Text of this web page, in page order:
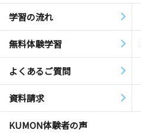
学習の流れ
無料体験学習
よくあるご質問
資料請求
KUMON体験者の声